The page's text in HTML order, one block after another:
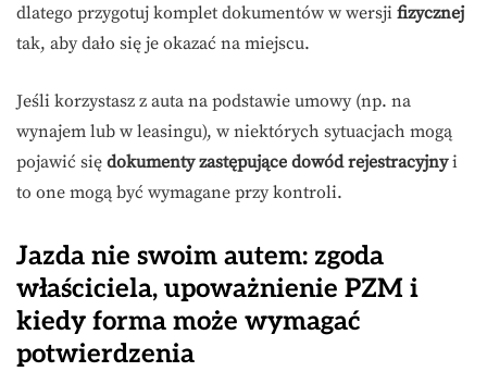
dlatego przygotuj komplet dokumentów w wersji fizycznej
tak, aby dało się je okazać na miejscu.
Jeśli korzystasz z auta na podstawie umowy (np. na
wynajem lub w leasingu), w niektórych sytuacjach mogą
pojawić się dokumenty zastępujące dowód rejestracyjnyi
to one mogą być wymagane przy kontroli.
Jazda nie swoim autem: zgoda
właściciela, upoważnienie PZM i
kiedy forma może wymagać
potwierdzenia